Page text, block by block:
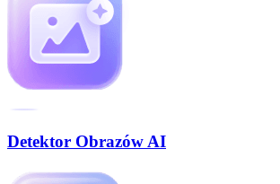
Detektor Obrazów AI